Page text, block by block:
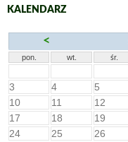
KALENDARZ
<
pon. wt. śr.
3
4 5
10
11 12
17
18 19
24
25 26